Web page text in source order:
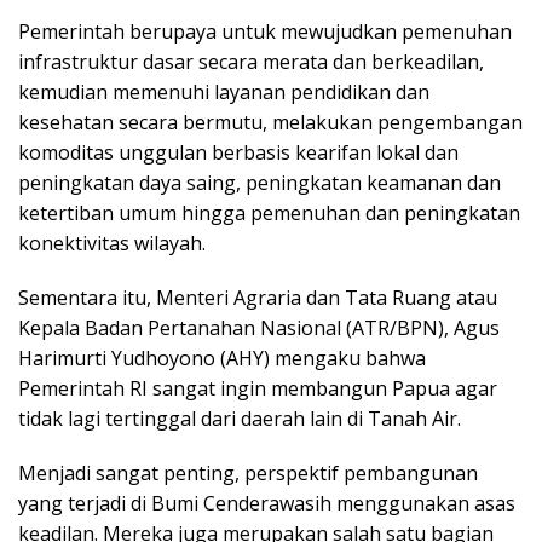
Pemerintah berupaya untuk mewujudkan pemenuhan
infrastruktur dasar secara merata dan berkeadilan,
kemudian memenuhi layanan pendidikan dan
kesehatan secara bermutu, melakukan pengembangan
komoditas unggulan berbasis kearifan lokal dan
peningkatan daya saing, peningkatan keamanan dan
ketertiban umum hingga pemenuhan dan peningkatan
konektivitas wilayah.
Sementara itu, Menteri Agraria dan Tata Ruang atau
Kepala Badan Pertanahan Nasional (ATR/BPN), Agus
Harimurti Yudhoyono (AHY) mengaku bahwa
Pemerintah RI sangat ingin membangun Papua agar
tidak lagi tertinggal dari daerah lain di Tanah Air.
Menjadi sangat penting, perspektif pembangunan
yang terjadi di Bumi Cenderawasih menggunakan asas
keadilan. Mereka juga merupakan salah satu bagian